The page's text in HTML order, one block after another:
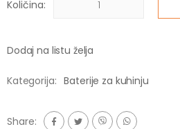
Količina:
Dodaj na listu želja
Kategorija: Baterije za kuhinju
Share: